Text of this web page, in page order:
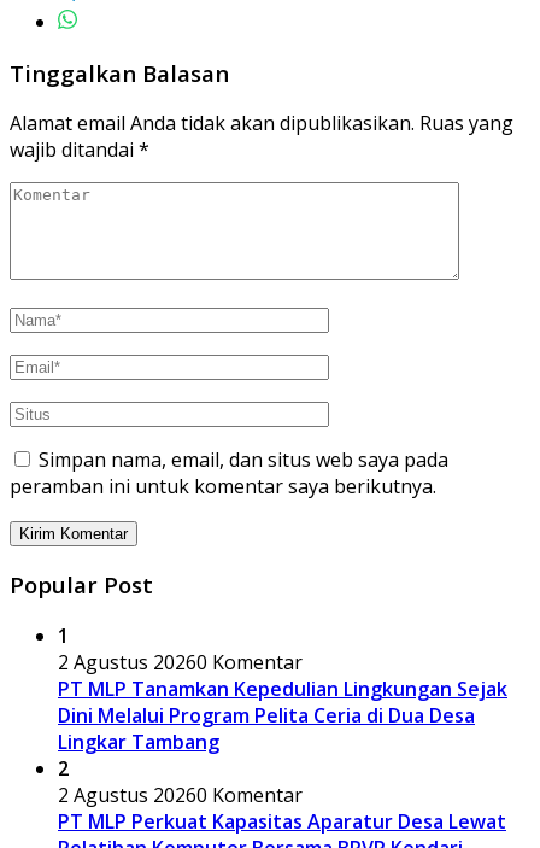
Tinggalkan Balasan
Alamat email Anda tidak akan dipublikasikan. Ruas yang
wajib ditandai *
Simpan nama, email, dan situs web saya pada
peramban ini untuk komentar saya berikutnya.
Popular Post
1
2 Agustus 20260 Komentar
PT MLP Tanamkan Kepedulian Lingkungan Sejak
Dini Melalui Program Pelita Ceria di Dua Desa
Lingkar Tambang
2
2 Agustus 20260 Komentar
PT MLP Perkuat Kapasitas Aparatur Desa Lewat